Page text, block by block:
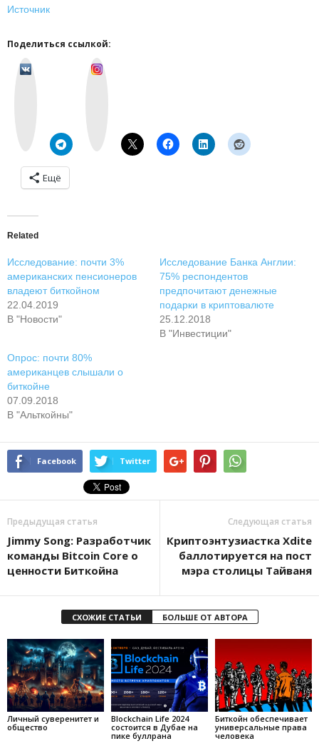
Источник
Поделиться ссылкой:
Ещё
Related
Исследование: почти 3%
американских пенсионеров
владеют биткойном
22.04.2019
В "Новости"
Исследование Банка Англии:
75% респондентов
предпочитают денежные
подарки в криптовалюте
25.12.2018
В "Инвестиции"
Опрос: почти 80%
американцев слышали о
биткойне
07.09.2018
В "Альткойны"
Facebook Twitter
Предыдущая статья
Jimmy Song: Разработчик
команды Bitcoin Core о
ценности Биткойна
Следующая статья
Криптоэнтузиастка Xdite
баллотируется на пост
мэра столицы Тайваня
СХОЖИЕ СТАТЬИ БОЛЬШЕ ОТ АВТОРА
Личный суверенитет и
общество
Blockchain Life 2024
состоится в Дубае на
пике буллрана
Биткойн обеспечивает
универсальные права
человека